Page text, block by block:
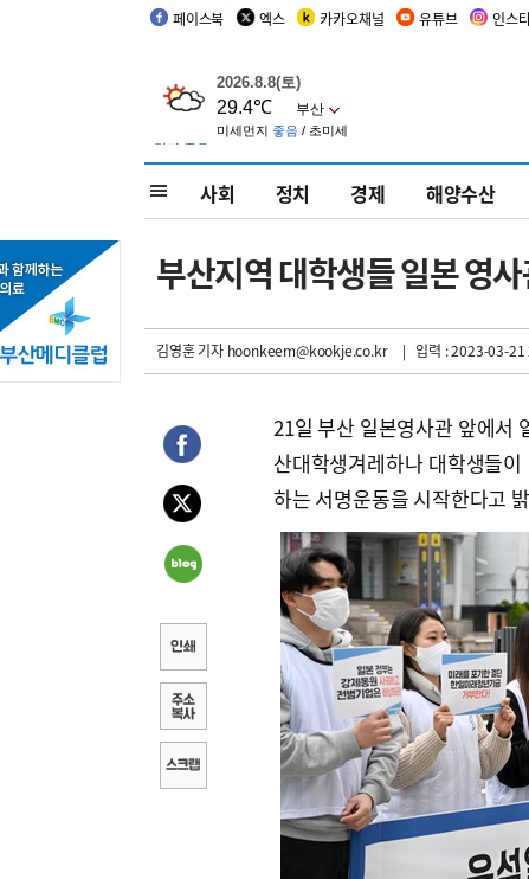
페이스북 엑스 카카오채널 유튜브 인스
사회 정치 경제 해양수산
부산지역 대학생들 일본 영
김영훈 기자hoonkeem@kookje.co.kr | 입력 : 2023-03-21
21일 부산 일본영사관 앞에서
산대학생겨레하나 대학생들
하는 서명운동을 시작한다고